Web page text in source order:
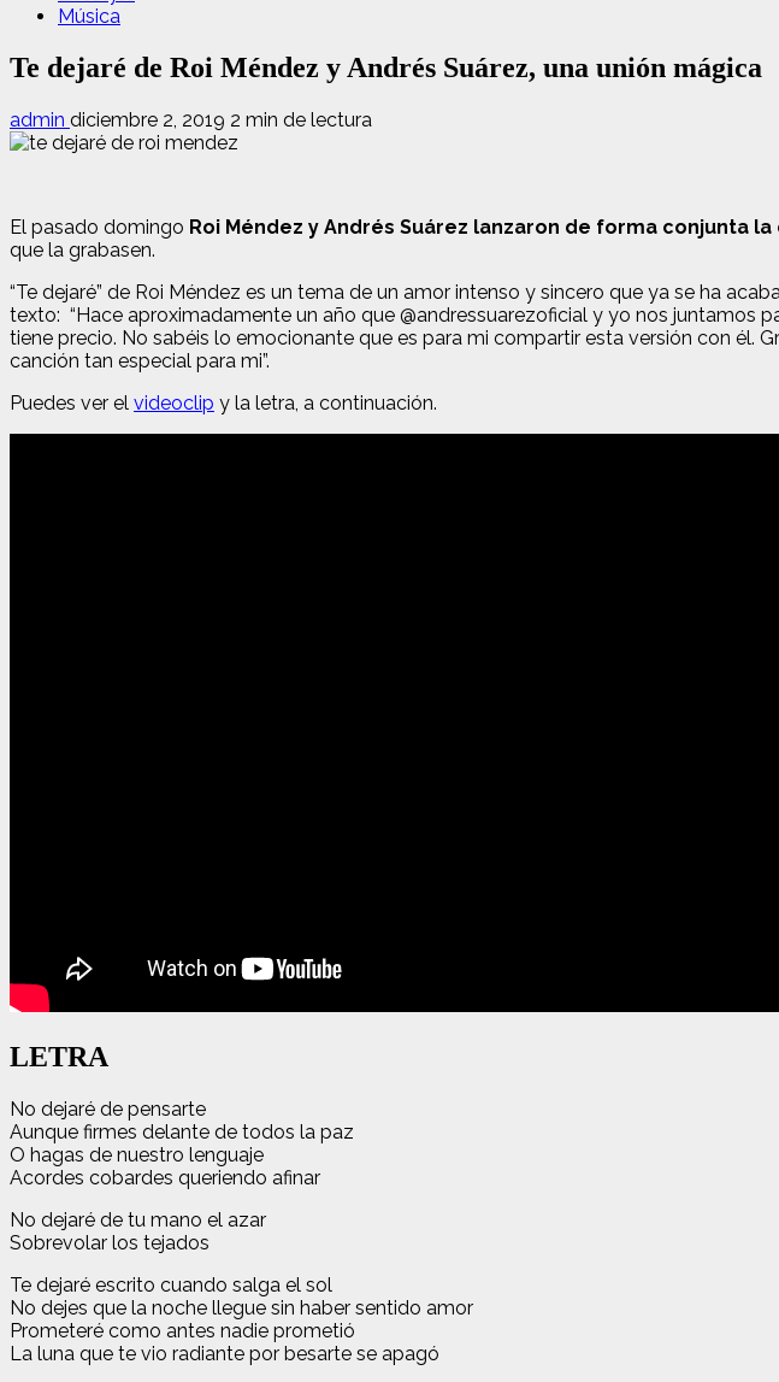
Música
Te dejaré de Roi Méndez y Andrés Suárez, una unión mágica
admin diciembre 2, 2019 2 min de lectura
El pasado domingo Roi Méndez y Andrés Suárez lanzaron de forma conjunta la
que la grabasen.
“Te dejaré” de Roi Méndez es un tema de un amor intenso y sincero que ya se ha
texto: “Hace aproximadamente un año que @andressuarezoficial y yo nos juntamos
tiene precio. No sabéis lo emocionante que es para mi compartir esta versión con él.
canción tan especial para mi”.
Puedes ver el videoclip y la letra, a continuación.
LETRA
No dejaré de pensarte
Aunque firmes delante de todos la paz
O hagas de nuestro lenguaje
Acordes cobardes queriendo afinar
No dejaré de tu mano el azar
Sobrevolar los tejados
Te dejaré escrito cuando salga el sol
No dejes que la noche llegue sin haber sentido amor
Prometeré como antes nadie prometió
La luna que te vio radiante por besarte se apagó